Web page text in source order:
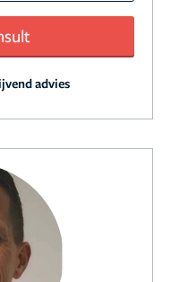
advies